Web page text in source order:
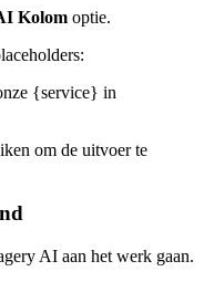
Kolom optie.
{service} in
om de uitvoer te
AI aan het werk gaan.